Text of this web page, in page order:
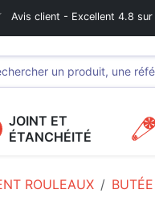
Avis client - Excellent 4.8 sur
JOINT ET
ÉTANCHÉITÉ
ROULEAUX